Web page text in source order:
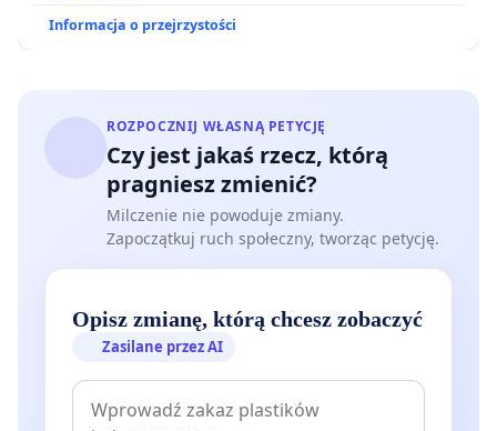
Informacja o przejrzystości
ROZPOCZNIJ WŁASNĄ PETYCJĘ
Czy jest jakaś rzecz, którą
pragniesz zmienić?
Milczenie nie powoduje zmiany.
Zapoczątkuj ruch społeczny, tworząc petycję.
Opisz zmianę, którą chcesz zobaczyć
Zasilane przez AI